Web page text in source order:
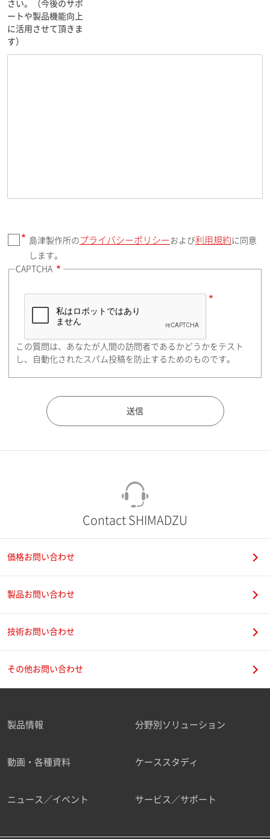
さい。（今後のサポ
ートや製品機能向上
に活用させて頂きま
す）
島津製作所の プライバシーポリシーおよび利用規約 に同意
します。
CAPTCHA
この質問は、あなたが人間の訪問者であるかどうかをテスト
し、自動化されたスパム投稿を防止するためのものです。
Contact SHIMADZU
価格お問い合わせ
製品お問い合わせ
技術お問い合わせ
その他お問い合わせ
製品情報 分野別ソリューション
動画・各種資料 ケーススタディ
ニュース／イベント サービス／サポート